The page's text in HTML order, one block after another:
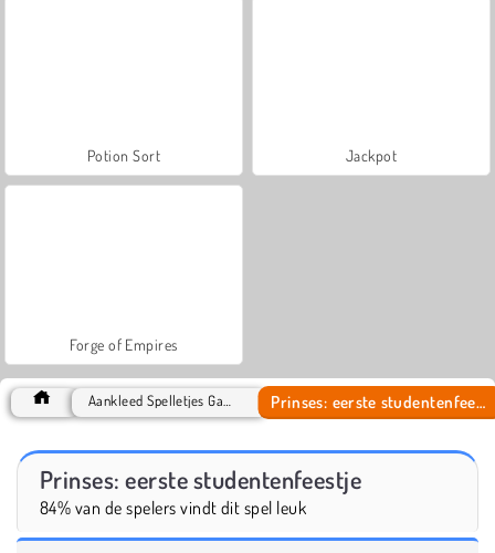
Potion Sort Jackpot
Forge of Empires
Prinses: eerste studentenfeestje
84% van de spelers vindt dit spel leuk